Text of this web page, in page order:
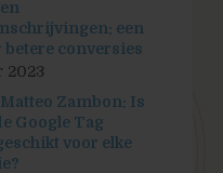
een
betere conversies
2023
Zambon: Is
Google Tag
voor elke